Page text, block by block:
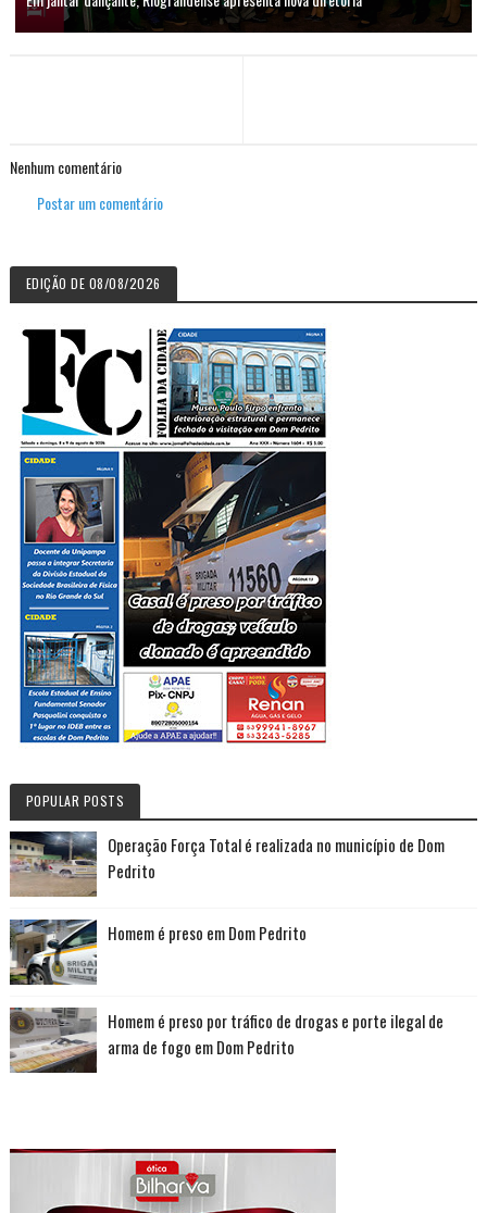
Nenhum comentário
Postar um comentário
EDIÇÃO DE 08/08/2026
POPULAR POSTS
Operação Força Total é realizada no município de Dom
Pedrito
Homem é preso em Dom Pedrito
Homem é preso por tráfico de drogas e porte ilegal de
arma de fogo em Dom Pedrito